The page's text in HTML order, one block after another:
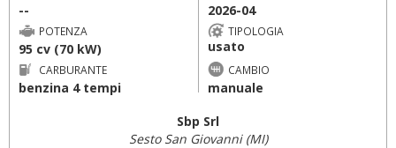
-- 2026-04
POTENZA
95 cv (70 kW)
TIPOLOGIA
usato
CARBURANTE
benzina 4 tempi
CAMBIO
manuale
Sbp Srl
Sesto San Giovanni (MI)